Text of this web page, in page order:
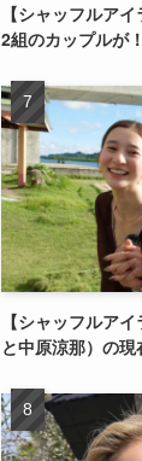
【シャッフルア
2組のカップルが
【シャッフルア
と中原涼那）の